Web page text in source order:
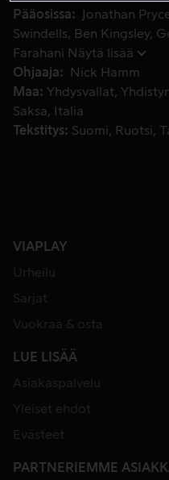
Pääosissa Jonathan
Swindells
Ben Kingsley
Farahani Näytä lisää
Ohjaaja
Nick Hamm
Maa
Yhdysvallat
Saksa
Italia
Tekstitys
Suomi Ruotsi
VIAPLAY
Urheilu
Sarjat
Vuokraa & osta
LUE LISÄÄ
Asiakaspalvelu
Yleiset ehdot
Evästeet
PARTNERIEMME